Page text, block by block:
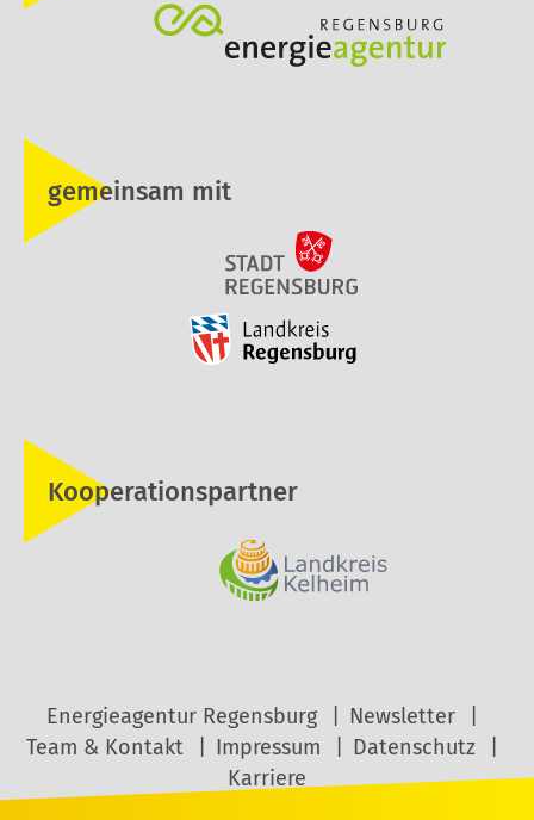
gemeinsam mit
Kooperationspartner
Energieagentur Regensburg
Newsletter
Team & Kontakt
Impressum
Datenschutz
Karriere